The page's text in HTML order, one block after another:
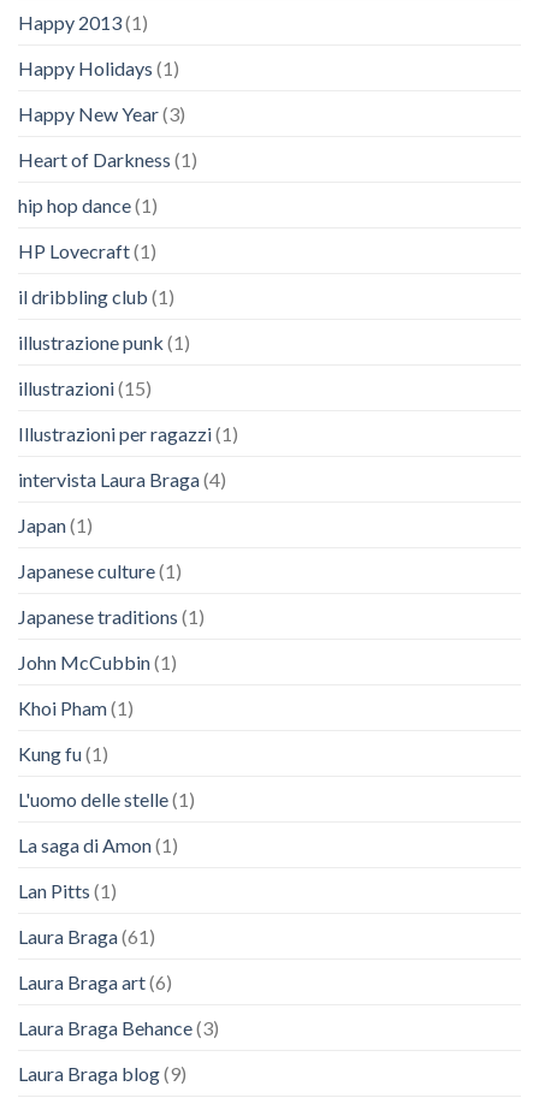
Happy 2013(1)
Happy Holidays (1)
Happy New Year(3)
Heart of Darkness (1)
hip hop dance(1)
HP Lovecraft(1)
il dribbling club (1)
illustrazione punk (1)
illustrazioni(15)
Illustrazioni per ragazzi(1)
intervista Laura Braga(4)
Japan(1)
Japanese culture(1)
Japanese traditions (1)
John McCubbin(1)
Khoi Pham(1)
Kung fu(1)
L'uomo delle stelle(1)
La saga di Amon(1)
Lan Pitts (1)
Laura Braga(61)
Laura Braga art(6)
Laura Braga Behance(3)
Laura Braga blog(9)